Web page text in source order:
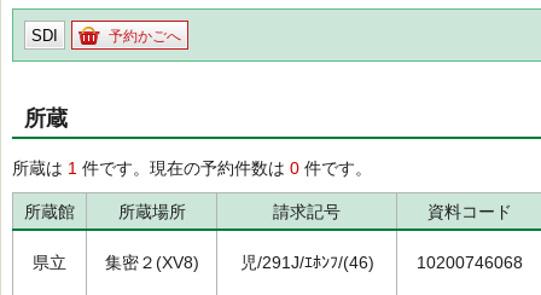
SDI 予約かごへ
所蔵
所蔵は 1 件です。現在の予約件数は 0 件です。
所蔵館 所蔵場所 請求記号 資料コード
県立 集密２(XV8) 児/291J/ｴﾎﾝﾌ/(46) 10200746068